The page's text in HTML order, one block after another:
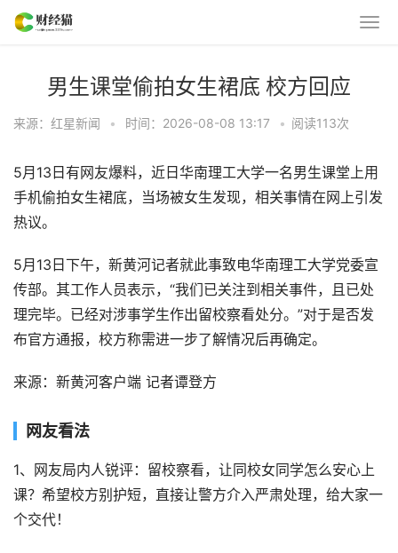
男生课堂偷拍女生裙底 校方回应
来源：红星新闻 • 时间：2026-08-08 13:17 • 阅读113次
5月13日有网友爆料，近日华南理工大学一名男生课堂上用
手机偷拍女生裙底，当场被女生发现，相关事情在网上引发
热议。
5月13日下午，新黄河记者就此事致电华南理工大学党委宣
传部。其工作人员表示，“我们已关注到相关事件，且已处
理完毕。已经对涉事学生作出留校察看处分。”对于是否发
布官方通报，校方称需进一步了解情况后再确定。
来源：新黄河客户端 记者谭登方
网友看法
1、网友局内人锐评：留校察看，让同校女同学怎么安心上
课？希望校方别护短，直接让警方介入严肃处理，给大家一
个交代！